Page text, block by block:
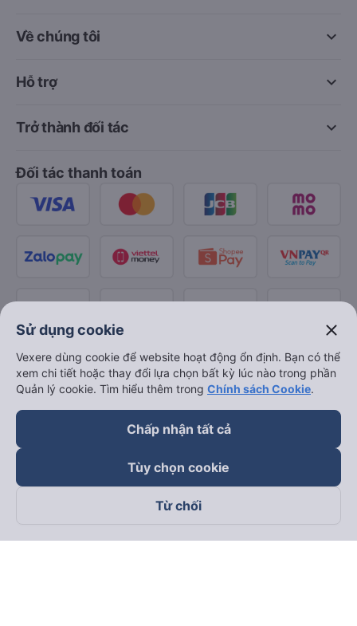
keyboard_arrow_down
Về chúng tôi
keyboard_arrow_down
Hỗ trợ
keyboard_arrow_down
Trở thành đối tác
Đối tác thanh toán
Theo dõi chúng tôi trên
Sử dụng cookie close
Vexere dùng cookie để website hoạt động ổn định. Bạn có thể
xem chi tiết hoặc thay đổi lựa chọn bất kỳ lúc nào trong phần
Quản lý cookie. Tìm hiểu thêm trong Chính sách Cookie.
Chấp nhận tất cả
Tùy chọn cookie
Từ chối